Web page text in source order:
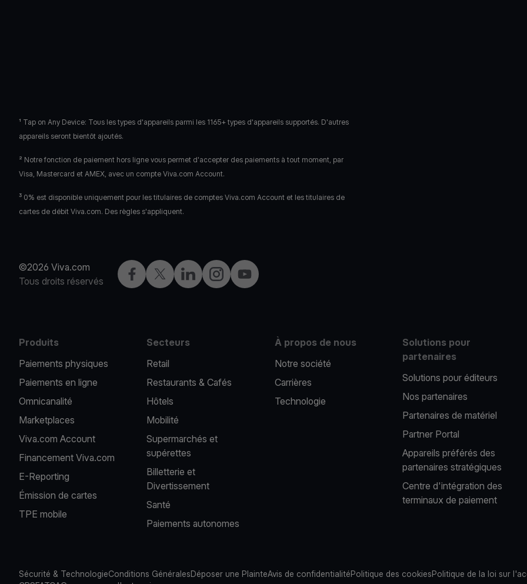
¹ Tap on Any Device: Tous les types d'appareils parmi les 1165+ types d'appareils supportés. D'autres
appareils seront bientôt ajoutés.
² Notre fonction de paiement hors ligne vous permet d'accepter des paiements à tout moment, par
Visa, Mastercard et AMEX, avec un compte Viva.com Account.
³ 0% est disponible uniquement pour les titulaires de comptes Viva.com Account et les titulaires de
cartes de débit Viva.com. Des règles s'appliquent.
©2026 Viva.com
Tous droits réservés
Facebook
X LinkedInInstagramYouTube
Produits
Paiements physiques
Paiements en ligne
Omnicanalité
Marketplaces
Viva.com Account
Financement Viva.com
E-Reporting
Émission de cartes
TPE mobile
Secteurs
Retail
Restaurants & Cafés
Hôtels
Mobilité
Supermarchés et
supérettes
Billetterie et
Divertissement
Santé
Paiements autonomes
À propos de nous
Notre société
Carrières
Technologie
Solutions pour
partenaires
Solutions pour éditeurs​
Nos partenaires​
Partenaires de matériel
Partner Portal
Appareils préférés des
partenaires stratégiques
Centre d'intégration des
terminaux de paiement
Sécurité & TechnologieConditions GénéralesDéposer une PlainteAvis de confidentialitéPolitique des cookiesPolitique de la loi sur